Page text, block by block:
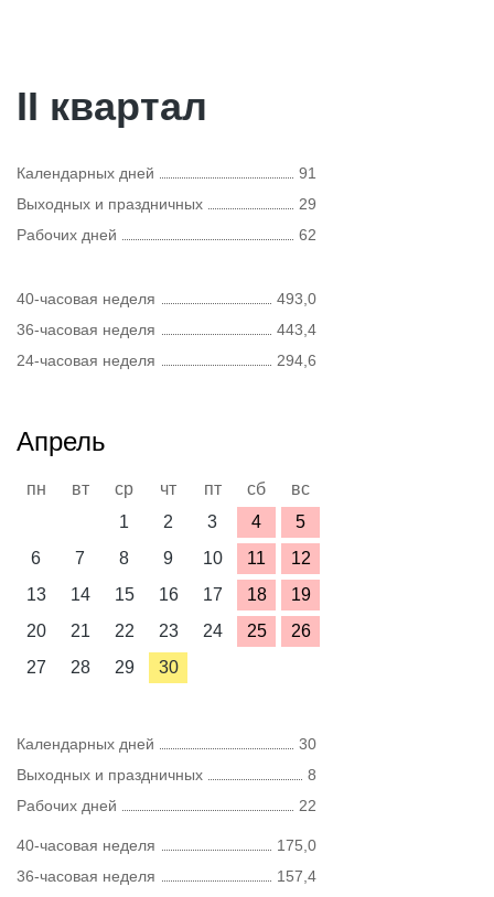
II квартал
Календарных дней
91
Выходных и праздничных
29
Рабочих дней
62
40-часовая неделя
493,0
36-часовая неделя
443,4
24-часовая неделя
294,6
Апрель
пн вт ср чт пт сб
вс
1
2 3 4
5
6
7 8 9 10 11
12
13
14 15 16 17 18
19
20
21 22 23 24 25
26
27
28 29 30
Календарных дней
30
Выходных и праздничных
8
Рабочих дней
22
40-часовая неделя
175,0
36-часовая неделя
157,4